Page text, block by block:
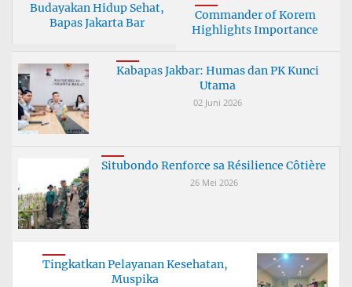
Budayakan Hidup Sehat,
Bapas Jakarta Bar
Commander of Korem
Highlights Importance
Kabapas Jakbar: Humas dan PK Kunci
Utama
02 Juni 2026
Situbondo Renforce sa Résilience Côtière
26 Mei 2026
Tingkatkan Pelayanan Kesehatan,
Muspika